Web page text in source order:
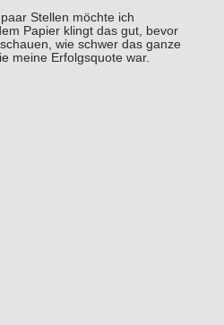
Stellen möchte ich
Papier klingt das gut, bevor
wie schwer das ganze
meine Erfolgsquote war.